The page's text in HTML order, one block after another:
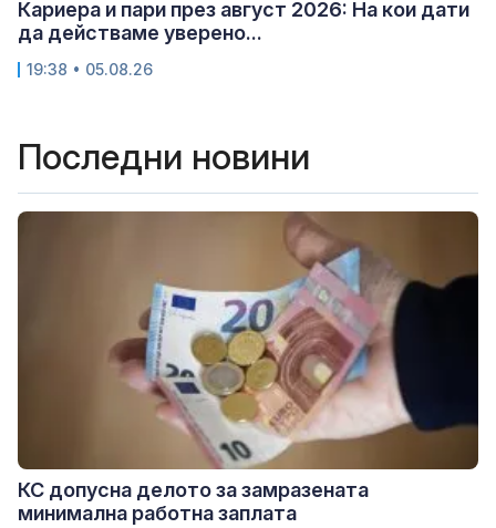
Кариера и пари през август 2026: На кои дати
да действаме уверено...
19:38 • 05.08.26
Последни новини
КС допусна делото за замразената
минимална работна заплата